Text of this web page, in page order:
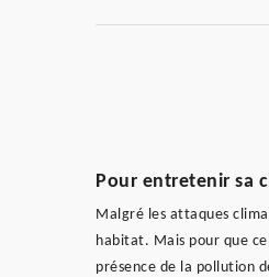
Pour entretenir sa
Malgré les attaques
habitat. Mais pour que
présence de la pollution